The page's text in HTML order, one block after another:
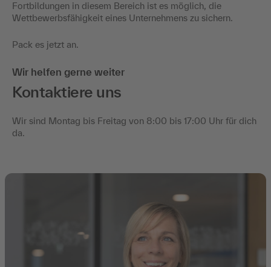
Fortbildungen in diesem Bereich ist es möglich, die
Wettbewerbsfähigkeit eines Unternehmens zu sichern.
Pack es jetzt an.
Wir helfen gerne weiter
Kontaktiere uns
Wir sind Montag bis Freitag von 8:00 bis 17:00 Uhr für dich
da.